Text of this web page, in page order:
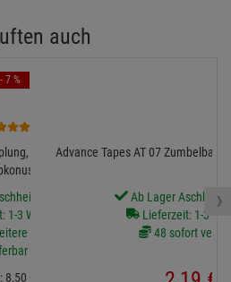
auch
halbkonisch mit M10,
lieferbar
1-3 Werktage
Artikel ab Zentrallager
8,50 €
- 7 %
Advance Tapes AT 07
Ab Lager
Lieferzeit: 1-3
48 sofort
›